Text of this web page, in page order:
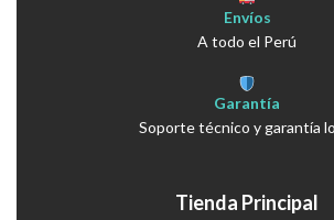
Envíos
A todo el Perú
Garantía
Soporte técnico y garantía
Tienda Principal